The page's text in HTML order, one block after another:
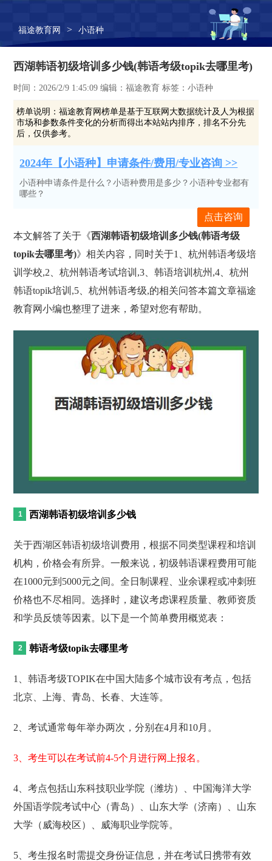
福途教育网 > 小语种
西湖韩语初级培训多少钱(韩语考级topik去哪里考)
时间：2026/2/9 1:45:09 编辑：福途教育 标签：小语种
榜单说明：福途教育网榜单是基于互联网大数据统计及人为根据
市场和参数条件变化的分析而得出本站站内排序，排名不分先
后，仅供参考。
2024年【小语种】申请条件/费用/专业咨询 >>
小语种申请条件是什么？小语种费用是多少？小语种专业都有
哪些？
点击咨询
本文解答了关于《西湖韩语初级培训多少钱(韩语考级
topik去哪里考)》相关内容，同时关于1、杭州韩语考级培
训学校,2、杭州韩语考试培训,3、韩语培训杭州,4、杭州
韩语topik培训,5、杭州韩语考级,的相关问答本篇文章福途
教育网小编也整理了进来，希望对您有帮助。
西湖韩语初级培训多少钱
关于西湖区韩语初级培训费用，根据不同类型课程和培训
机构，价格会有所异。一般来说，初级韩语课程费用可能
在1000元到5000元之间。全日制课程、业余课程或冲刺班
价格也不尽相同。选择时，建议考虑课程质量、教师资质
和学员反馈等因素。以下是一个简单费用概览表：
韩语考级topik去哪里考
1、韩语考级TOPIK在中国大陆多个城市设有考点，包括
北京、上海、青岛、长春、大连等。
2、考试通常每年举办两次，分别在4月和10月。
3、考生可以在考试前4-5个月进行网上报名。
4、考点包括山东科技职业学院（潍坊）、中国海洋大学
外国语学院考试中心（青岛）、山东大学（济南）、山东
大学（威海校区）、威海职业学院等。
5、考生报名时需提交身份证信息，并在考试日携带有效